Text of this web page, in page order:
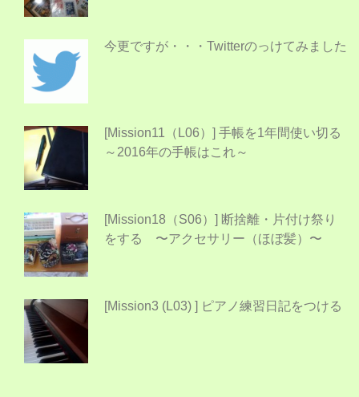
今更ですが・・・Twitterのっけてみました
[Mission11（L06）] 手帳を1年間使い切る
～2016年の手帳はこれ～
[Mission18（S06）] 断捨離・片付け祭り
をする 〜アクセサリー（ほぼ髪）〜
[Mission3 (L03) ] ピアノ練習日記をつける